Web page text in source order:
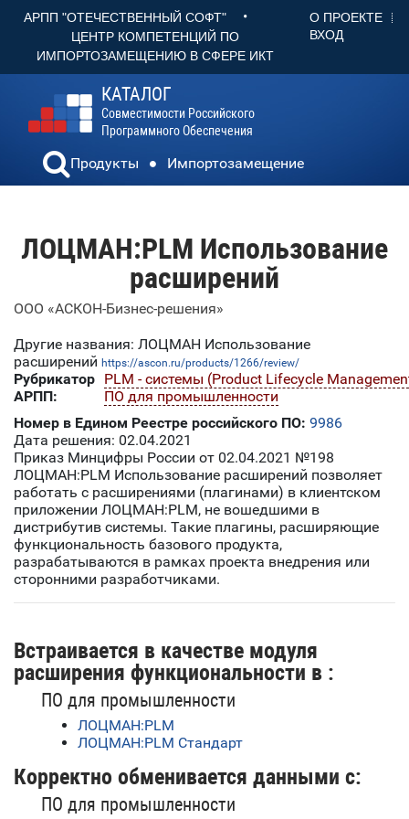
АРПП "ОТЕЧЕСТВЕННЫЙ СОФТ" •
ЦЕНТР КОМПЕТЕНЦИЙ ПО
ИМПОРТОЗАМЕЩЕНИЮ В СФЕРЕ ИКТ
О ПРОЕКТЕ
ВХОД
КАТАЛОГ
Совместимости Российского
Программного Обеспечения
Продукты Импортозамещение
ЛОЦМАН:PLM Использование
расширений
ООО «АСКОН-Бизнес-решения»
Другие названия: ЛОЦМАН Использование
расширений https://ascon.ru/products/1266/review/
Рубрикатор
АРПП:
PLM - системы (Product Lifecycle
ПО для промышленности
Номер в Едином Реестре российского ПО: 9986
Дата решения: 02.04.2021
Приказ Минцифры России от 02.04.2021 №198
ЛОЦМАН:PLM Использование расширений позволяет
работать с расширениями (плагинами) в клиентском
приложении ЛОЦМАН:PLM, не вошедшими в
дистрибутив системы. Такие плагины, расширяющие
функциональность базового продукта,
разрабатываются в рамках проекта внедрения или
сторонними разработчиками.
Встраивается в качестве модуля
расширения функциональности в :
ПО для промышленности
ЛОЦМАН:PLM
ЛОЦМАН:PLM Стандарт
Корректно обменивается данными с:
ПО для промышленности